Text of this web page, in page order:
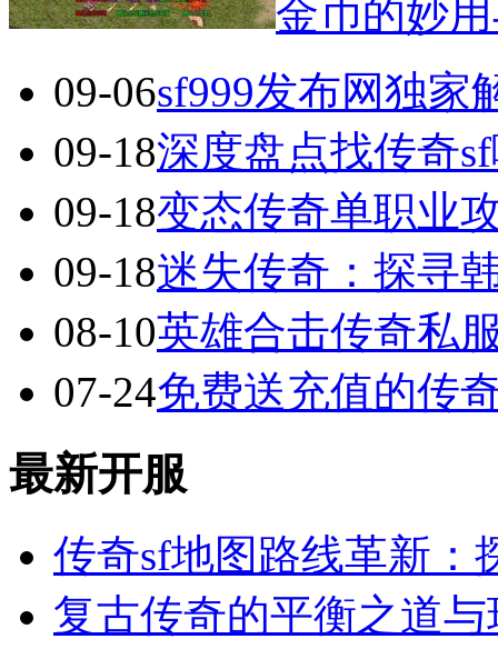
金币的妙
09-06sf999发布网独家
09-18深度盘点找传奇
09-18变态传奇单职业
09-18迷失传奇：探寻
08-10英雄合击传奇私
07-24免费送充值的传
最新开服
传奇sf地图路线革新：
复古传奇的平衡之道